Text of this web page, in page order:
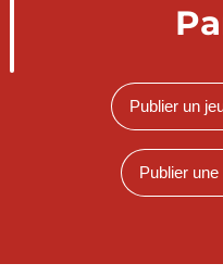
Publier un
Publier